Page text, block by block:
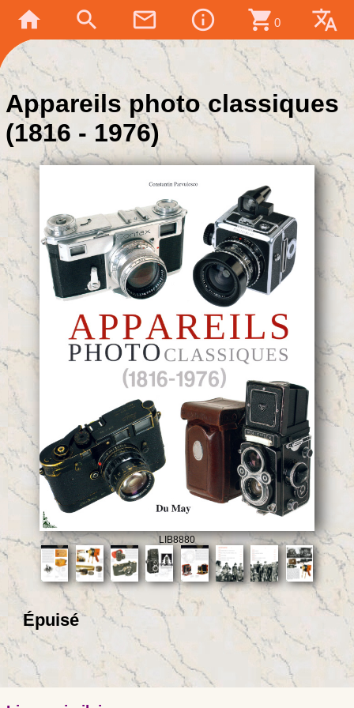
home search mail_outline info_outline shopping_cart 0 translate
Appareils photo classiques
(1816 - 1976)
LIB8880
Épuisé